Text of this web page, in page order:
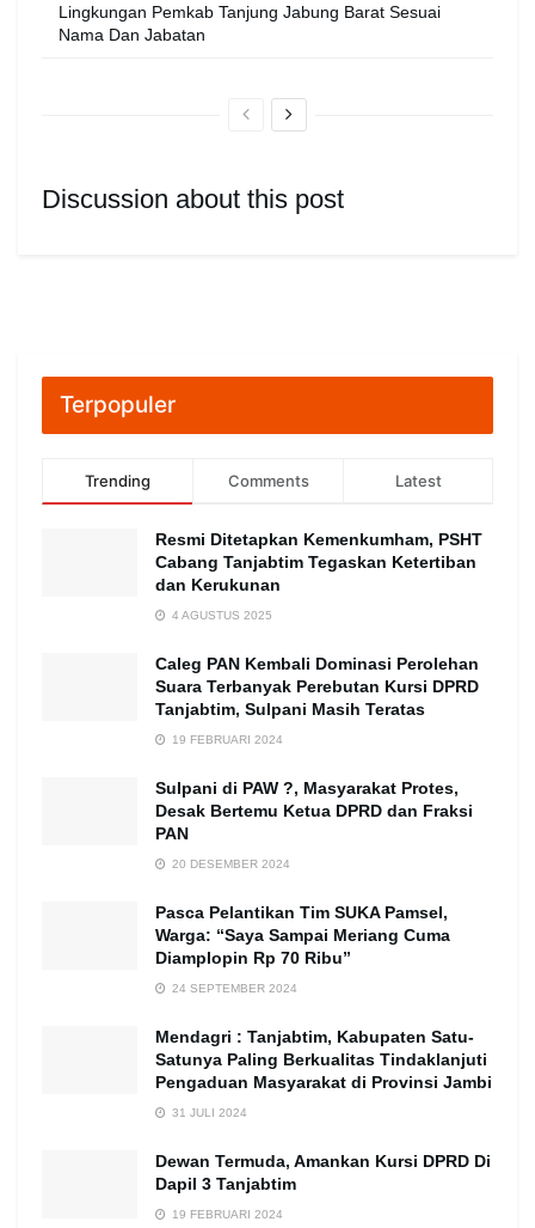
Lingkungan Pemkab Tanjung Jabung Barat Sesuai
Nama Dan Jabatan
Discussion about this post
Terpopuler
Trending Comments Latest
Resmi Ditetapkan Kemenkumham, PSHT
Cabang Tanjabtim Tegaskan Ketertiban
dan Kerukunan
4 AGUSTUS 2025
Caleg PAN Kembali Dominasi Perolehan
Suara Terbanyak Perebutan Kursi DPRD
Tanjabtim, Sulpani Masih Teratas
19 FEBRUARI 2024
Sulpani di PAW ?, Masyarakat Protes,
Desak Bertemu Ketua DPRD dan Fraksi
PAN
20 DESEMBER 2024
Pasca Pelantikan Tim SUKA Pamsel,
Warga: “Saya Sampai Meriang Cuma
Diamplopin Rp 70 Ribu”
24 SEPTEMBER 2024
Mendagri : Tanjabtim, Kabupaten Satu-
Satunya Paling Berkualitas Tindaklanjuti
Pengaduan Masyarakat di Provinsi Jambi
31 JULI 2024
Dewan Termuda, Amankan Kursi DPRD Di
Dapil 3 Tanjabtim
19 FEBRUARI 2024